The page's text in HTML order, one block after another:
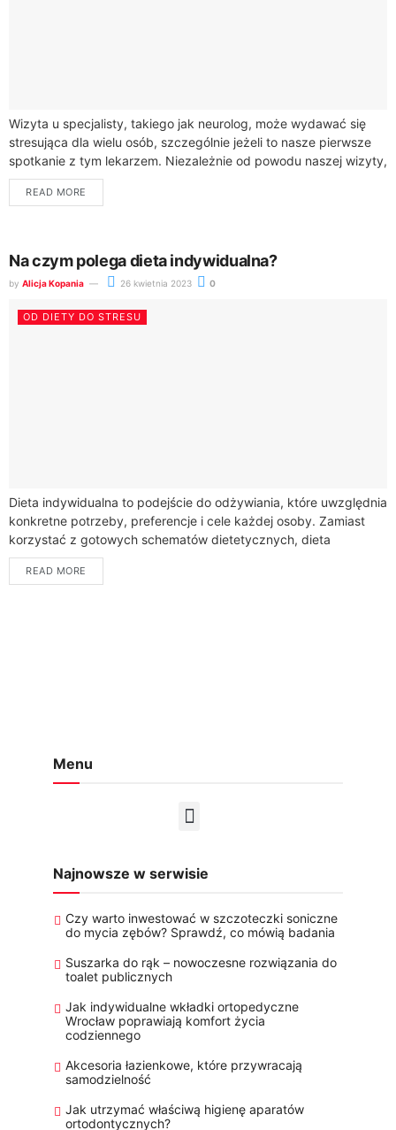
Wizyta u specjalisty, takiego jak neurolog, może wydawać się
stresująca dla wielu osób, szczególnie jeżeli to nasze pierwsze
spotkanie z tym lekarzem. Niezależnie od powodu naszej wizyty,
dobrze jest wiedzieć,...
READ MORE
Na czym polega dieta indywidualna?
by Alicja Kopania 26 kwietnia 2023 0
OD DIETY DO STRESU
Dieta indywidualna to podejście do odżywiania, które uwzględnia
konkretne potrzeby, preferencje i cele każdej osoby. Zamiast
korzystać z gotowych schematów dietetycznych, dieta
indywidualna jest opracowywana na podstawie informacji na
temat...
READ MORE
Menu
Najnowsze w serwisie
Czy warto inwestować w szczoteczki soniczne
do mycia zębów? Sprawdź, co mówią badania
Suszarka do rąk – nowoczesne rozwiązania do
toalet publicznych
Jak indywidualne wkładki ortopedyczne
Wrocław poprawiają komfort życia
codziennego
Akcesoria łazienkowe, które przywracają
samodzielność
Jak utrzymać właściwą higienę aparatów
ortodontycznych?